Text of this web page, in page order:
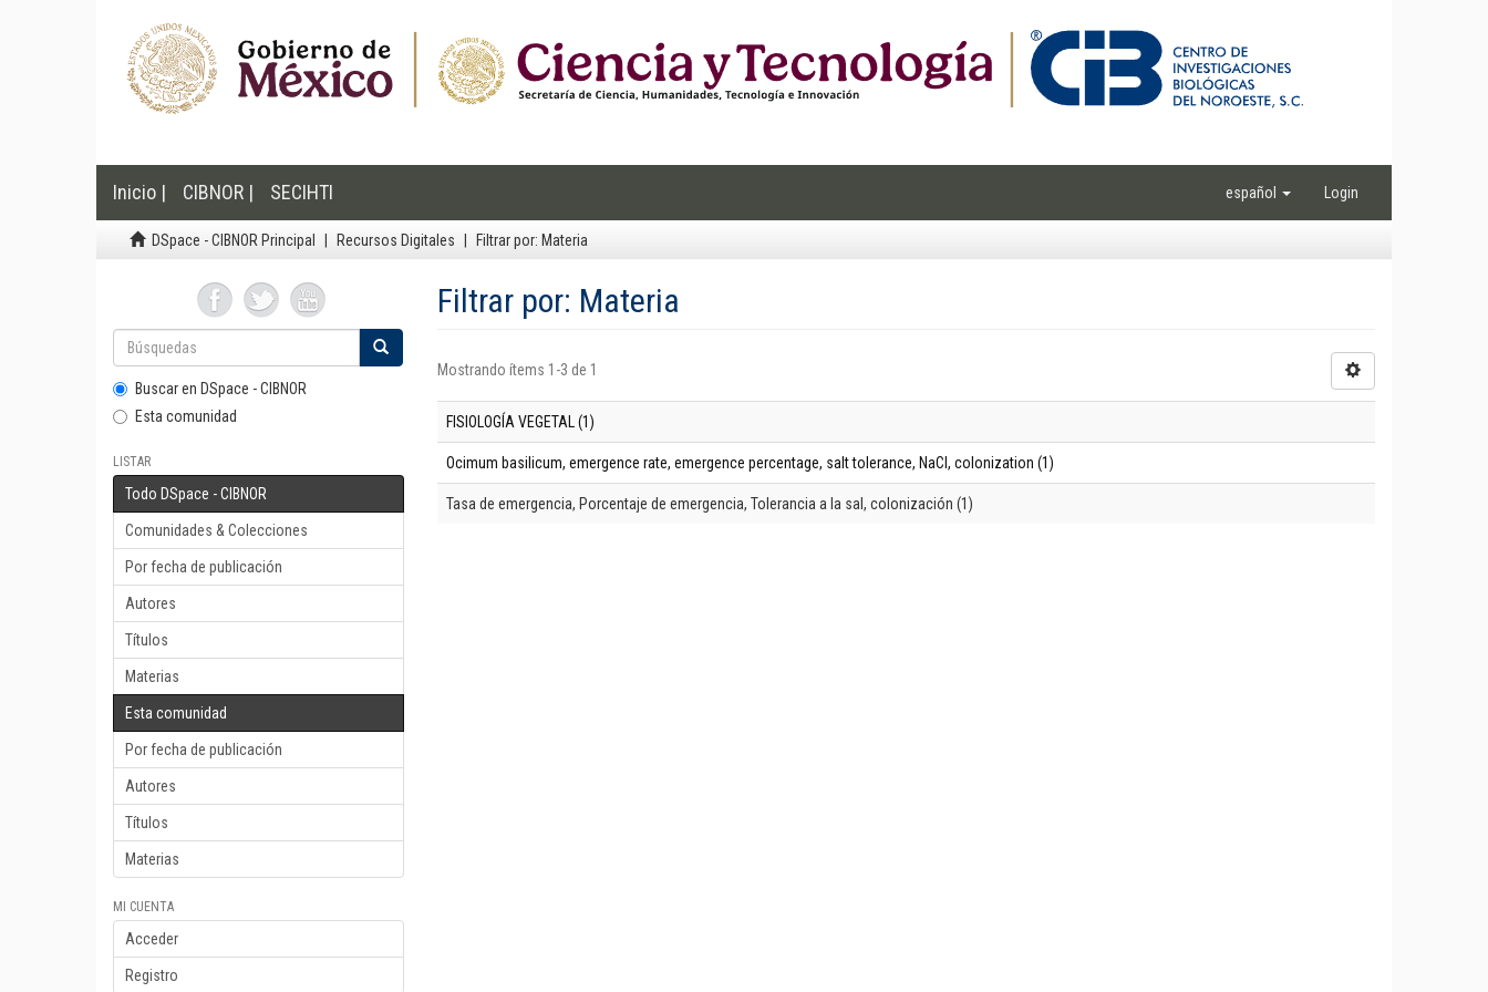
Inicio | CIBNOR | SECIHTI español Login
DSpace - CIBNOR Principal Recursos Digitales Filtrar por: Materia
Buscar en DSpace - CIBNOR
Esta comunidad
LISTAR
Todo DSpace - CIBNOR
Comunidades & Colecciones
Por fecha de publicación
Autores
Títulos
Materias
Esta comunidad
Por fecha de publicación
Autores
Títulos
Materias
MI CUENTA
Acceder
Registro
Filtrar por: Materia
Mostrando ítems 1-3 de 1
FISIOLOGÍA VEGETAL (1)
Ocimum basilicum, emergence rate, emergence percentage, salt tolerance, NaCl, colonization (1)
Tasa de emergencia, Porcentaje de emergencia, Tolerancia a la sal, colonización (1)